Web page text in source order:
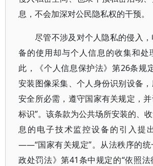
息，不会加深对公民隐私权的干预。
尽管不涉及对个人隐私的侵入
备的使用却与个人信息的收集和处
此，《个人信息保护法》第26条规
安装图像采集、个人身份识别设备
安全所必需，遵守国家有关规定，
标识”。该条款为公共场所安装的、
息的电子技术监控设备的引入提
——“国家有关规定”。从法秩序的统
政处罚法》第41条中规定的“依照